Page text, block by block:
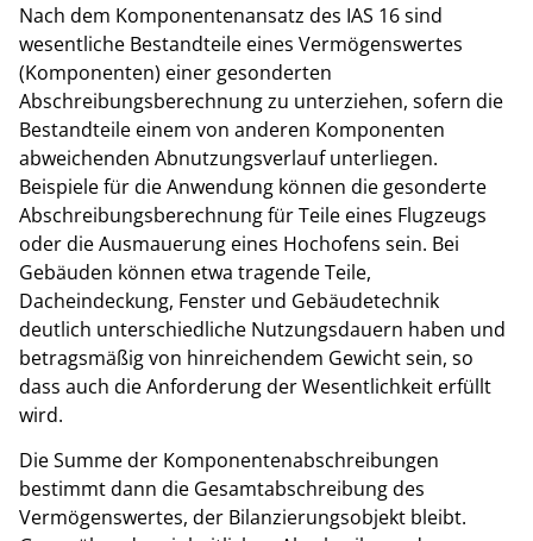
Nach dem Komponentenansatz des IAS 16 sind
wesentliche Bestandteile eines Vermögenswertes
(Komponenten) einer gesonderten
Abschreibungsberechnung zu unterziehen, sofern die
Bestandteile einem von anderen Komponenten
abweichenden Abnutzungsverlauf unterliegen.
Beispiele für die Anwendung können die gesonderte
Abschreibungsberechnung für Teile eines Flugzeugs
oder die Ausmauerung eines Hochofens sein. Bei
Gebäuden können etwa tragende Teile,
Dacheindeckung, Fenster und Gebäudetechnik
deutlich unterschiedliche Nutzungsdauern haben und
betragsmäßig von hinreichendem Gewicht sein, so
dass auch die Anforderung der Wesentlichkeit erfüllt
wird.
Die Summe der Komponentenabschreibungen
bestimmt dann die Gesamtabschreibung des
Vermögenswertes, der Bilanzierungsobjekt bleibt.